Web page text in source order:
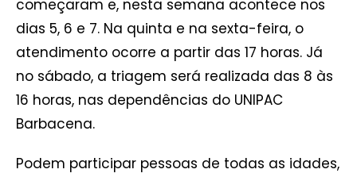
começaram e, nesta semana acontece nos
dias 5, 6 e 7. Na quinta e na sexta-feira, o
atendimento ocorre a partir das 17 horas. Já
no sábado, a triagem será realizada das 8 às
16 horas, nas dependências do UNIPAC
Barbacena.
Podem participar pessoas de todas as idades,